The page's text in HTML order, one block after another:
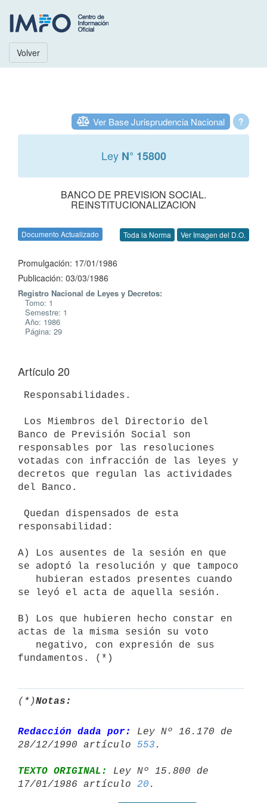
Volver
?
Ver Base Jurisprudencia Nacional
Ley N° 15800
BANCO DE PREVISION SOCIAL.
REINSTITUCIONALIZACION
Documento Actualizado Toda la Norma Ver Imagen del D.O.
Promulgación: 17/01/1986
Publicación: 03/03/1986
Registro Nacional de Leyes y Decretos:
Tomo: 1
Semestre: 1
Año: 1986
Página: 29
Artículo 20
Banco de Previsión Social son
responsables por las resoluciones
votadas con infracción de las leyes y
decretos que regulan las actividades
del Banco.
responsabilidad:
A) Los ausentes de la sesión en que
se adoptó la resolución y que tampoco
se leyó el acta de aquella sesión.
B) Los que hubieren hecho constar en
actas de la misma sesión su voto
(*)Notas:
Redacción dada por:
Ley Nº 16.170 de
28/12/1990 artículo 553
TEXTO ORIGINAL:
Ley Nº 15.800 de
17/01/1986 artículo 20